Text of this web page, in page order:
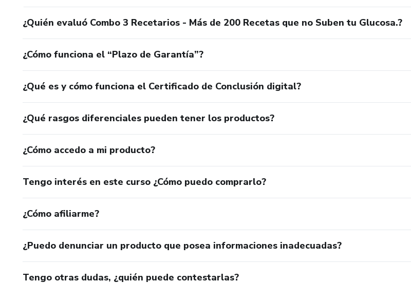
¿Quién evaluó Combo 3 Recetarios - Más de 200 Recetas que no Suben tu Glucosa.?
¿Cómo funciona el “Plazo de Garantía”?
¿Qué es y cómo funciona el Certificado de Conclusión digital?
¿Qué rasgos diferenciales pueden tener los productos?
¿Cómo accedo a mi producto?
Tengo interés en este curso ¿Cómo puedo comprarlo?
¿Cómo afiliarme?
¿Puedo denunciar un producto que posea informaciones inadecuadas?
Tengo otras dudas, ¿quién puede contestarlas?